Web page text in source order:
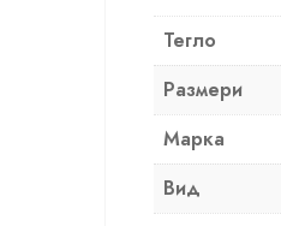
Тегло
Размери
Марка
Вид